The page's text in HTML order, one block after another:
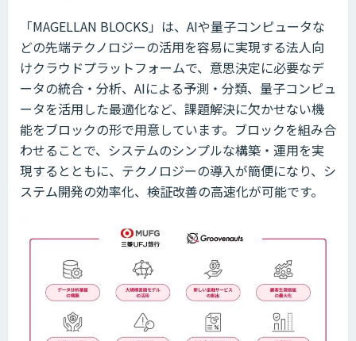
「MAGELLAN BLOCKS」は、AIや量子コンピュータな
どの先端テクノロジーの活用を容易に実現する法人向
けクラウドプラットフォームで、意思決定に必要なデ
ータの統合・分析、AIによる予測・分類、量子コンピュ
ータを活用した最適化など、課題解決に欠かせない機
能をブロックの形で用意しています。ブロックを組み合
わせることで、システムのシンプルな構築・運用を実
現するとともに、テクノロジーの導入が簡便になり、シ
ステム開発の効率化、検証改善の高速化が可能です。